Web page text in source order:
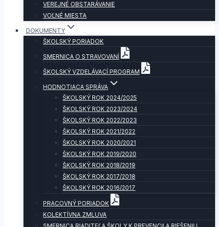
VEREJNÉ OBSTARÁVANIE
VOĽNÉ MIESTA
DOKUMENTY
ŠKOLSKÝ PORIADOK
SMERNICA O STRAVOVANÍ
ŠKOLSKÝ VZDELÁVACÍ PROGRAM
HODNOTIACA SPRÁVA
ŠKOLSKÝ ROK 2024/2025
ŠKOLSKÝ ROK 2023/2024
ŠKOLSKÝ ROK 2022/2023
ŠKOLSKÝ ROK 2021/2022
ŠKOLSKÝ ROK 2020/2021
ŠKOLSKÝ ROK 2019/2020
ŠKOLSKÝ ROK 2018/2019
ŠKOLSKÝ ROK 2017/2018
ŠKOLSKÝ ROK 2016/2017
PRACOVNÝ PORIADOK
KOLEKTÍVNA ZMLUVA